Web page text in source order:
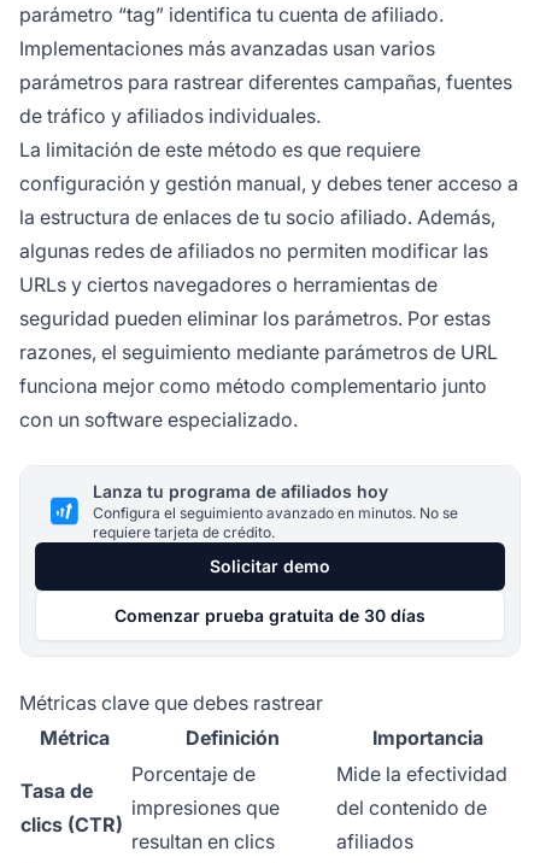
parámetro “tag” identifica tu cuenta de afiliado.
Implementaciones más avanzadas usan varios
parámetros para rastrear diferentes campañas, fuentes
de tráfico y afiliados individuales.
La limitación de este método es que requiere
configuración y gestión manual, y debes tener acceso a
la estructura de enlaces de tu socio afiliado. Además,
algunas redes de afiliados no permiten modificar las
URLs y ciertos navegadores o herramientas de
seguridad pueden eliminar los parámetros. Por estas
razones, el seguimiento mediante parámetros de URL
funciona mejor como método complementario junto
con un software especializado.
Lanza tu programa de afiliados hoy
Configura el seguimiento avanzado en minutos. No se
requiere tarjeta de crédito.
Solicitar demo
Comenzar prueba gratuita de 30 días
Métricas clave que debes rastrear
Métrica
Definición Importancia
Tasa de
clics (CTR)
Porcentaje de
impresiones que
resultan en clics
Mide la efectividad
del contenido de
afiliados